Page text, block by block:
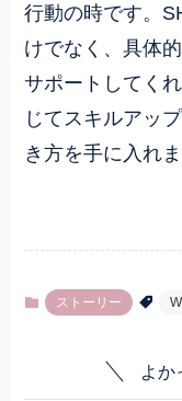
行動の時です。
けでなく、具体
サポートしてく
じてスキルアッ
き方を手に入れ
ストーリー
よか